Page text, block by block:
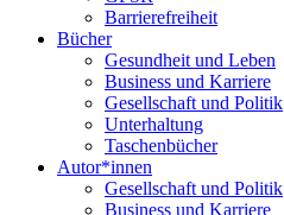
Barrierefreiheit
Bücher
Gesundheit und Leben
Business und Karriere
Gesellschaft und Politik
Unterhaltung
Taschenbücher
Autor*innen
Gesellschaft und Politik
Business und Karriere